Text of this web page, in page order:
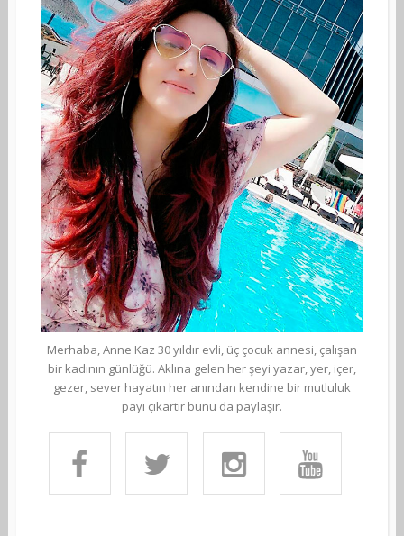
Merhaba, Anne Kaz 30 yıldır evli, üç çocuk annesi, çalışan
bir kadının günlüğü. Aklına gelen her şeyi yazar, yer, içer,
gezer, sever hayatın her anından kendine bir mutluluk
payı çıkartır bunu da paylaşır.